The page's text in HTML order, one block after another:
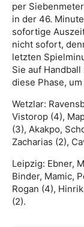
per
in der 46.
sofortige
nicht sofort,
letzten
Sie auf
diese Phase,
Wetzlar:
Vistorop (4),
(3), Akakpo,
Zacharias (2),
Leipzig: Ebner,
Binder, Mamic,
Rogan (4),
(2).